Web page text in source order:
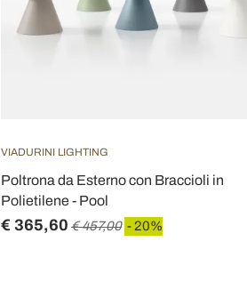
VIADURINI LIGHTING
Poltrona da Esterno con Braccioli in
Polietilene - Pool
€ 365,60 € 457,00 - 20%